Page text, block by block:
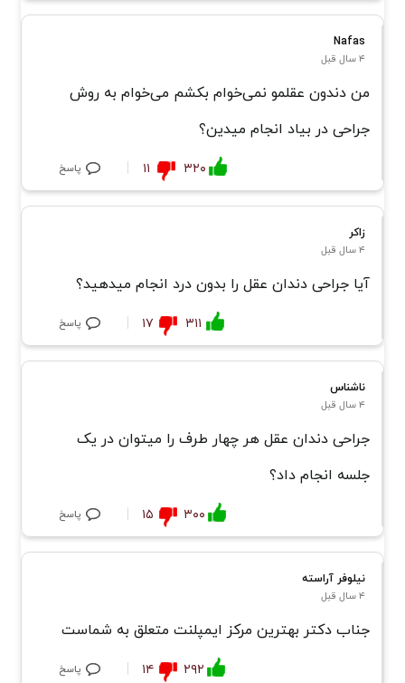
Nafas
۴ سال قبل
من دندون عقلمو نمی‌خوام بکشم می‌خوام به روش
جراحی در بیاد انجام میدین؟
پاسخ ۳۲۰ ۱۱
زاکر
۴ سال قبل
آیا جراحی دندان عقل را بدون درد انجام میدهید؟
پاسخ ۳۱۱ ۱۷
ناشناس
۴ سال قبل
جراحی دندان عقل هر چهار طرف را میتوان در یک
جلسه انجام داد؟
پاسخ ۳۰۰ ۱۵
نیلوفر آراسته
۴ سال قبل
جناب دکتر بهترین مرکز ایمپلنت متعلق به شماست
پاسخ ۲۹۲ ۱۴